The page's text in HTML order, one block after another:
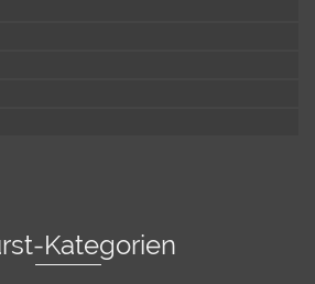
Kategorien